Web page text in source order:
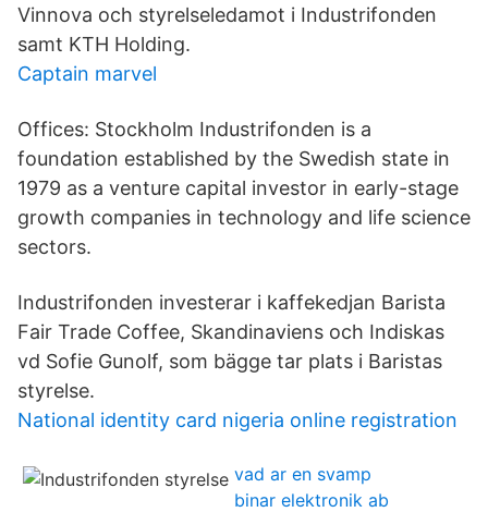
Vinnova och styrelseledamot i Industrifonden
samt KTH Holding.
Captain marvel
Offices: Stockholm Industrifonden is a
foundation established by the Swedish state in
1979 as a venture capital investor in early-stage
growth companies in technology and life science
sectors.
Industrifonden investerar i kaffekedjan Barista
Fair Trade Coffee, Skandinaviens och Indiskas
vd Sofie Gunolf, som bägge tar plats i Baristas
styrelse.
National identity card nigeria online registration
vad ar en svamp
binar elektronik ab